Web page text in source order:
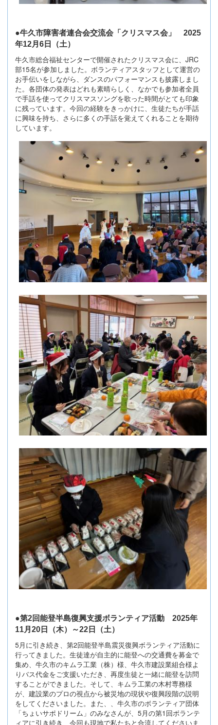
●牛久市障害者連合会交流会「クリスマス会」 2025
年12月6日（土）
牛久市総合福祉センターで開催されたクリスマス会に、JRC
部15名が参加しました。ボランティアスタッフとして運営の
お手伝いをしながら、ダンスのパフォーマンスも披露しまし
た。各団体の発表はどれも素晴らしく、なかでも参加者全員
で手話を使ってクリスマスソングを歌った時間がとても印象
に残っています。今回の経験をきっかけに、生徒たちが手話
に興味を持ち、さらに多くの手話を覚えてくれることを期待
しています。
●第2回能登半島復興支援ボランティア活動 2025年
11月20日（木）～22日（土）
5月に引き続き、第2回能登半島震災復興ボランティア活動に
行ってきました。生徒達が自主的に能登への交通費を募金で
集め、牛久市のキムラ工業（株）様、牛久市建設業組合様よ
りバス代金をご支援いただき、再度生徒と一緒に能登を訪問
することができました。そして、キムラ工業の木村専務様
が、建設業のプロの視点から被災地の現状や復興段階の説明
をしてくださいました。また、、牛久市のボランティア団体
「ちょいサポドリーム」のみなさんが、5月の第1回ボランテ
ィアに引き続き、今回も現地で私たちと合流してくださいま